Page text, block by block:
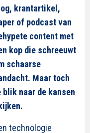
krantartikel,
of podcast van
content met
kop die schreeuwt
schaarse
Maar toch
blik naar de kansen
technologie